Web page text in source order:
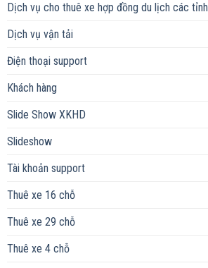
Dịch vụ cho thuê xe hợp đồng du lịch các tỉnh
Dịch vụ vận tải
Điện thoại support
Khách hàng
Slide Show XKHD
Slideshow
Tài khoản support
Thuê xe 16 chỗ
Thuê xe 29 chỗ
Thuê xe 4 chỗ